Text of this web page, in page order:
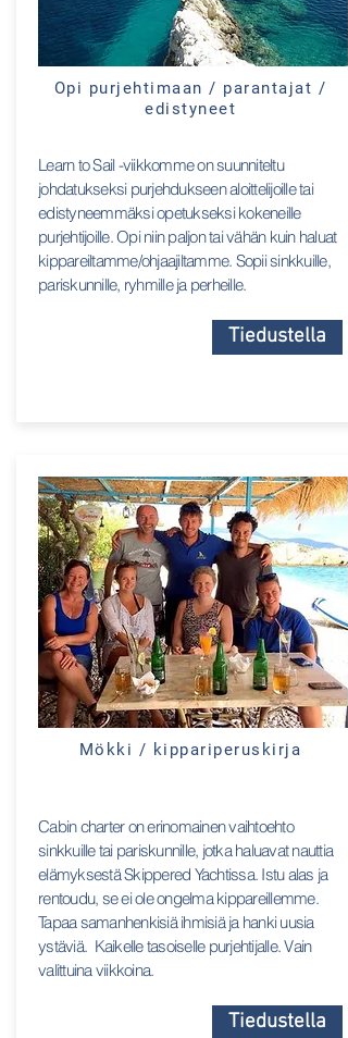
Learn to Sail -viikkomme on suunniteltu
johdatukseksi purjehdukseen aloittelijoille tai
edistyneemmäksi opetukseksi kokeneille
purjehtijoille. Opi niin paljon tai vähän kuin haluat
kippareiltamme/ohjaajiltamme. Sopii sinkkuille,
pariskunnille, ryhmille ja perheille.
Opi purjehtimaan / parantajat /
edistyneet
Tiedustella
Cabin charter on erinomainen vaihtoehto
sinkkuille tai pariskunnille, jotka haluavat nauttia
elämyksestä Skippered Yachtissa. Istu alas ja
rentoudu, se ei ole ongelma kippareillemme.
Tapaa samanhenkisiä ihmisiä ja hanki uusia
ystäviä. Kaikelle tasoiselle purjehtijalle. Vain
valittuina viikkoina.
Mökki / kippariperuskirja
Tiedustella